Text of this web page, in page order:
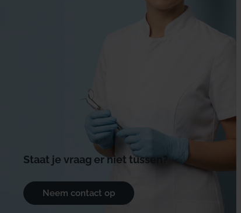
Staat je vraag er niet tussen?
Neem contact op